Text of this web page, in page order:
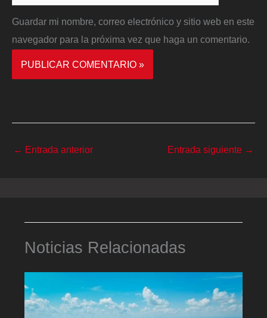
Guardar mi nombre, correo electrónico y sitio web en este
navegador para la próxima vez que haga un comentario.
← Entrada anterior Entrada siguiente →
Noticias Relacionadas